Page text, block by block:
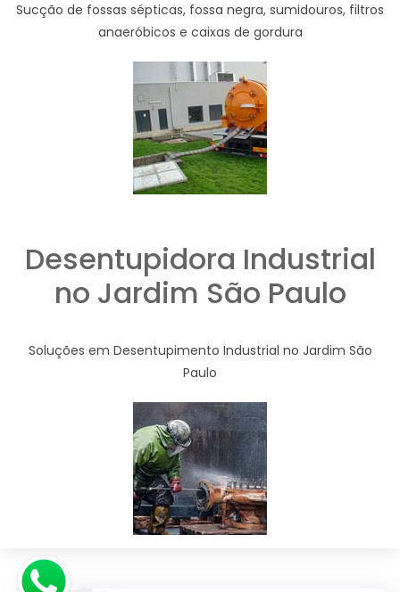
Sucção de fossas sépticas, fossa negra, sumidouros, filtros
anaeróbicos e caixas de gordura
Desentupidora Industrial
no Jardim São Paulo
Soluções em Desentupimento Industrial no Jardim São
Paulo